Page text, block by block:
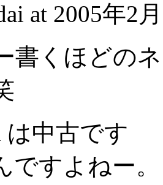
at 2005年2
書くほどの
は中古です
ですよねー。